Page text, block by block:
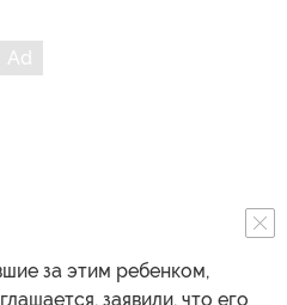
за этим ребенком,
заявили, что его